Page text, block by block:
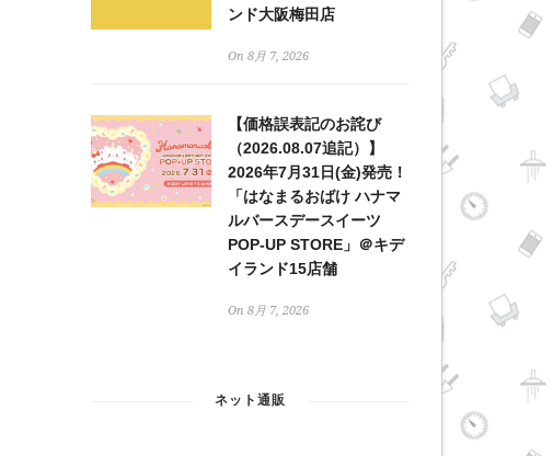
ンド大阪梅田店
On 8月 7, 2026
【価格誤表記のお詫び
（2026.08.07追記）】
2026年7月31日(金)発売！
「はなまるおばけ ハナマ
ルバースデースイーツ
POP-UP STORE」＠キデ
イランド15店舗
On 8月 7, 2026
ネット通販